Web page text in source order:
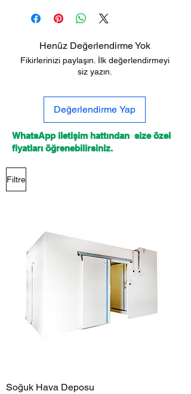
Henüz Değerlendirme Yok
Fikirlerinizi paylaşın. İlk değerlendirmeyi
siz yazın.
Değerlendirme Yap
WhatsApp iletişim hattından size özel
fiyatları öğrenebilirsiniz.
Filtre
Soğuk Hava Deposu